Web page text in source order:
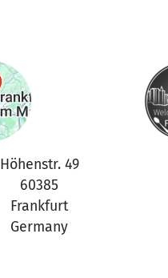
Höhenstr. 49
60385
Frankfurt
Germany